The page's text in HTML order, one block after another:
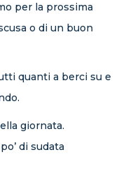
per la prossima
o di un buon
quanti a berci su e
giornata.
di sudata